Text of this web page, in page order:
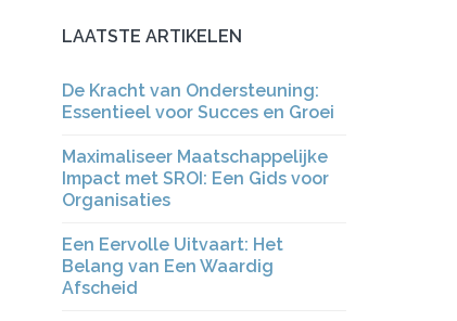
LAATSTE ARTIKELEN
De Kracht van Ondersteuning:
Essentieel voor Succes en Groei
Maximaliseer Maatschappelijke
Impact met SROI: Een Gids voor
Organisaties
Een Eervolle Uitvaart: Het
Belang van Een Waardig
Afscheid